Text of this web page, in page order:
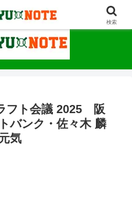
めの情報サイト
フト会議 2025 阪
バンク・佐々木 麟
気
検索